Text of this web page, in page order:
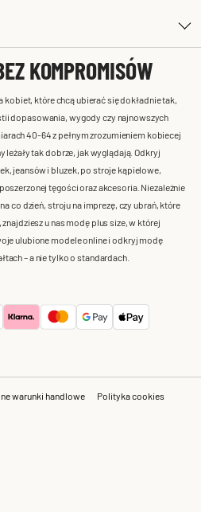
KOMPROMISÓW
kobiet, które chcą ubierać się dokładnie tak,
dopasowania, wygody czy najnowszych
40-64 z pełnym zrozumieniem kobiecej
tak dobrze, jak wyglądają. Odkryj
jeansów i bluzek, po stroje kąpielowe,
tęgości oraz akcesoria. Niezależnie
co dzień, stroju na imprezę, czy ubrań, które
u nas modę plus size, w której
ulubione modele online i odkryj modę
– a nie tylko o standardach.
warunki handlowe
Polityka cookies